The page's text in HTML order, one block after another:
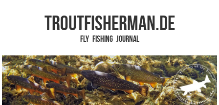
TROUTFISHERMAN.de
Fly Fishing Journal